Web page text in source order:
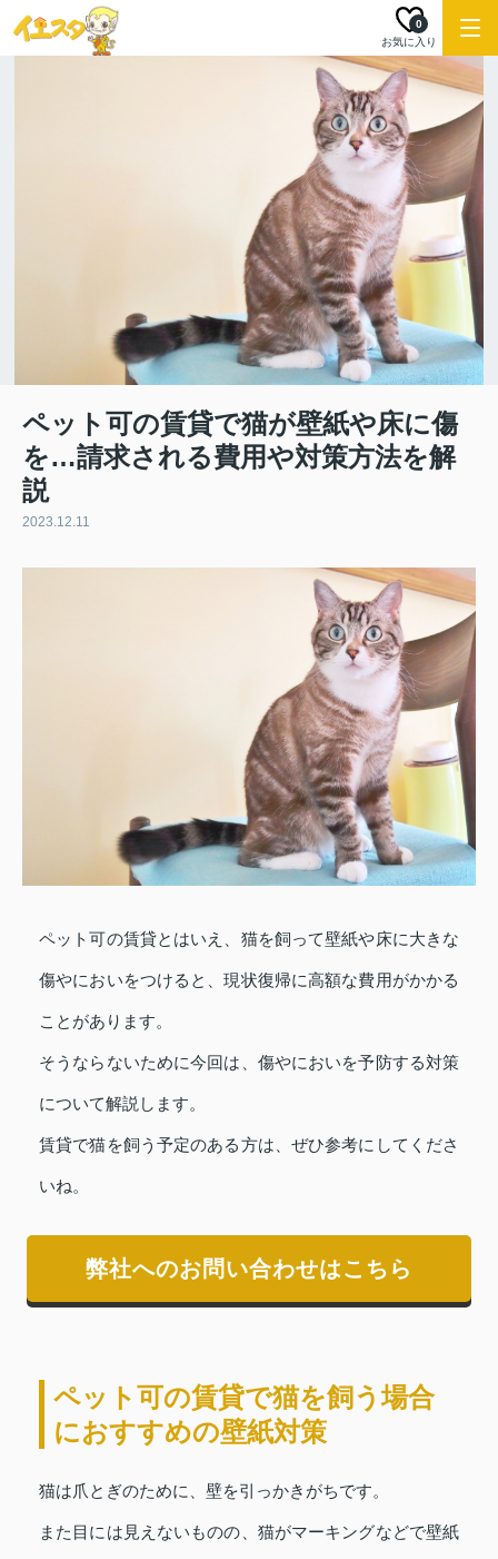
お気に入り
0
ペット可の賃貸で猫が壁紙や床に傷
を…請求される費用や対策方法を解
説
2023.12.11
ペット可の賃貸とはいえ、猫を飼って壁紙や床に大きな
傷やにおいをつけると、現状復帰に高額な費用がかかる
ことがあります。
そうならないために今回は、傷やにおいを予防する対策
について解説します。
賃貸で猫を飼う予定のある方は、ぜひ参考にしてくださ
いね。
弊社へのお問い合わせはこちら
ペット可の賃貸で猫を飼う場合
におすすめの壁紙対策
猫は爪とぎのために、壁を引っかきがちです。
また目には見えないものの、猫がマーキングなどで壁紙